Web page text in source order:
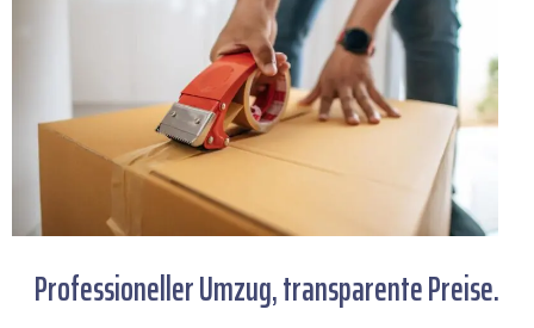
Professioneller Umzug, transparente Preise.